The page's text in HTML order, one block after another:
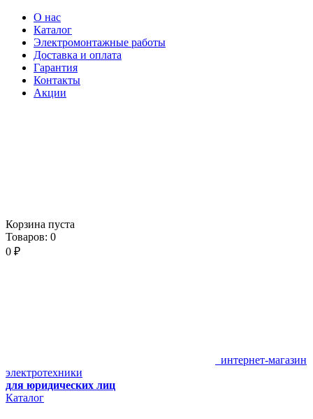
О нас
Каталог
Электромонтажные работы
Доставка и оплата
Гарантия
Контакты
Акции
Корзина пуста
Товаров: 0
0 ₽
интернет-магазин
электротехники
для юридических лиц
Каталог